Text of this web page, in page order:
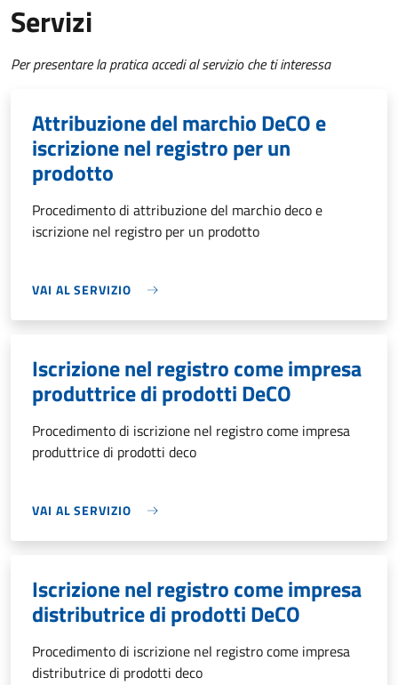
Servizi
Per presentare la pratica accedi al servizio che ti interessa
Attribuzione del marchio DeCO e
iscrizione nel registro per un
prodotto
Procedimento di attribuzione del marchio deco e
iscrizione nel registro per un prodotto
VAI AL SERVIZIO
Iscrizione nel registro come impresa
produttrice di prodotti DeCO
Procedimento di iscrizione nel registro come impresa
produttrice di prodotti deco
VAI AL SERVIZIO
Iscrizione nel registro come impresa
distributrice di prodotti DeCO
Procedimento di iscrizione nel registro come impresa
distributrice di prodotti deco